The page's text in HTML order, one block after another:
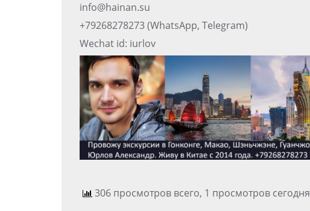
info@hainan.su
+79268278273 (WhatsApp, Telegram)
Wechat id: iurlov
306 просмотров всего, 1 просмотров сегодня